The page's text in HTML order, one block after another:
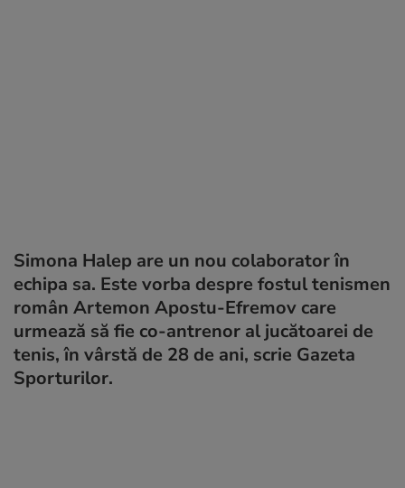
Simona Halep are un nou colaborator în
echipa sa. Este vorba despre fostul tenismen
român Artemon Apostu-Efremov care
urmează să fie co-antrenor al jucătoarei de
tenis, în vârstă de 28 de ani, scrie Gazeta
Sporturilor.